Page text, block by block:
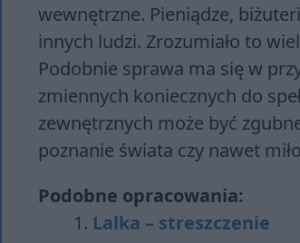
wewnętrzne. Pieniądze,
innych ludzi. Zrozumiało to
Podobnie sprawa ma się w
zmiennych koniecznych do
zewnętrznych może być
poznanie świata czy nawet
Podobne opracowania:
Lalka – streszczenie